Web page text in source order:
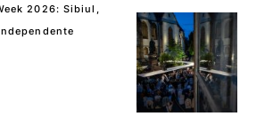
2026: Sibiul,